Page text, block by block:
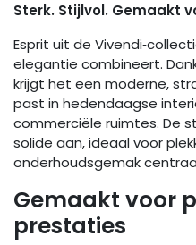
Sterk. Stijlvol. Gemaakt
Esprit uit de
elegantie combineert.
krijgt het een moderne,
past in hedendaagse
commerciële ruimtes. De
solide aan, ideaal voor
onderhoudsgemak
Gemaakt voor
prestaties